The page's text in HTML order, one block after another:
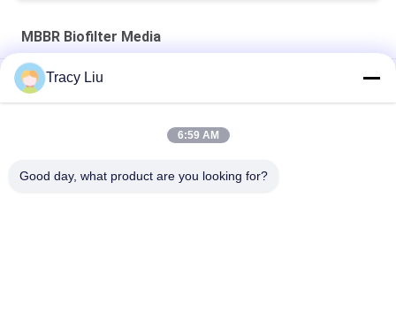
MBBR Biofilter Media
16x10mm 6 pokoi MBBR Biofiltr Media Oczyszczanie ścieków
Super Decarburization MBBR Biofiltr Media Virgin HDPE
Tracy Liu
6:59 AM
Good day, what product are you looking for?